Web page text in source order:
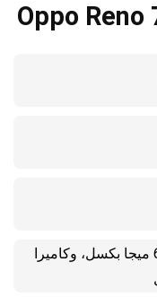
كاميرا خلفية ثلاثية 64 ميجا بكسل، وكاميرا